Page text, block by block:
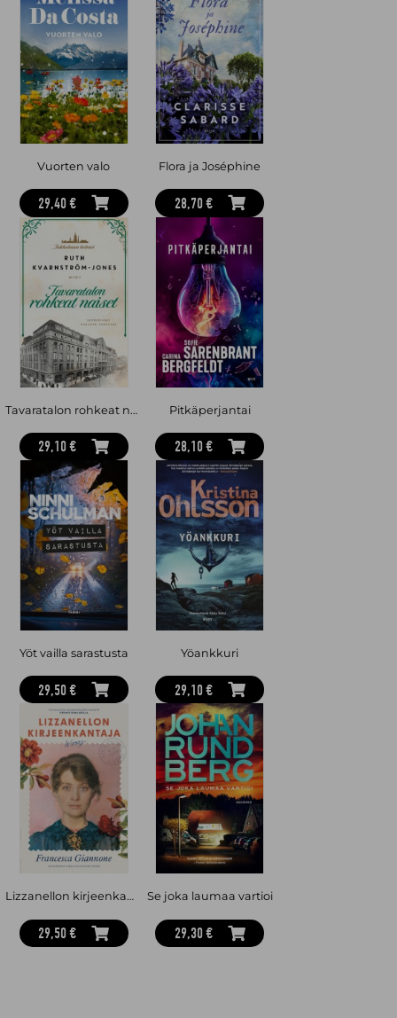
Vuorten valo
29,40 €
Flora ja Joséphine
28,70 €
Tavaratalon rohkeat naiset
29,10 €
Pitkäperjantai
28,10 €
Yöt vailla sarastusta
29,50 €
Yöankkuri
29,10 €
Lizzanellon kirjeenkantaja
29,50 €
Se joka laumaa vartioi
29,30 €